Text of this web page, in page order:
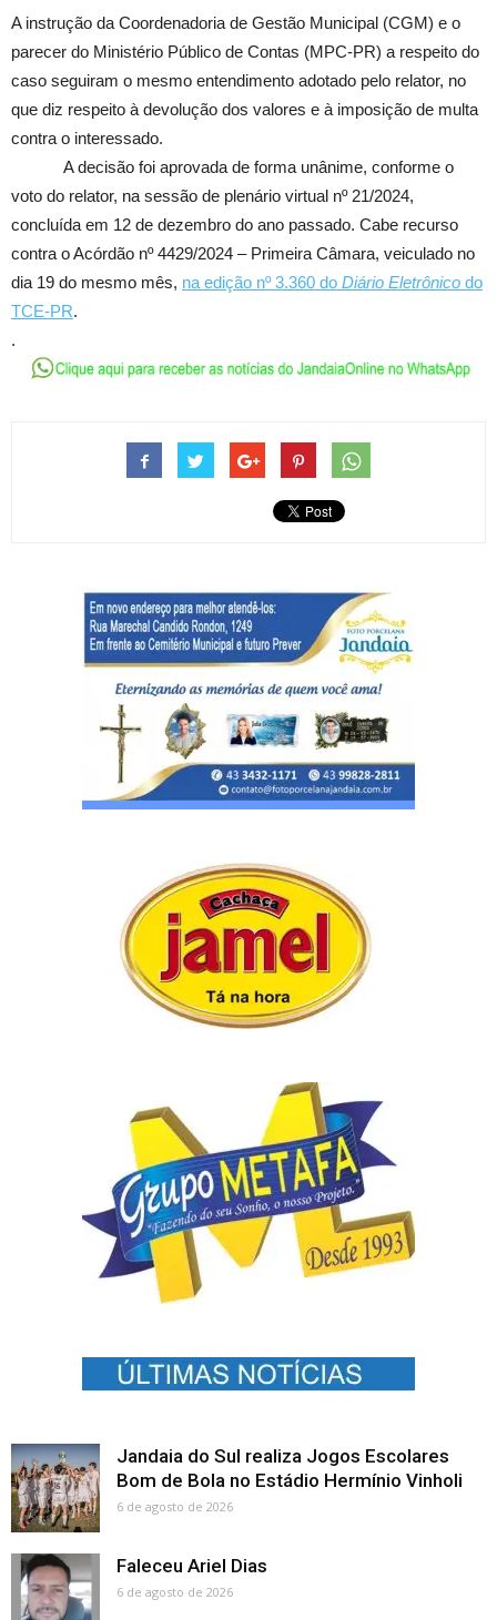
A instrução da Coordenadoria de Gestão Municipal (CGM) e o
parecer do Ministério Público de Contas (MPC-PR) a respeito do
caso seguiram o mesmo entendimento adotado pelo relator, no
que diz respeito à devolução dos valores e à imposição de multa
contra o interessado.
A decisão foi aprovada de forma unânime, conforme o
voto do relator, na sessão de plenário virtual nº 21/2024,
concluída em 12 de dezembro do ano passado. Cabe recurso
contra o Acórdão nº 4429/2024 – Primeira Câmara, veiculado no
dia 19 do mesmo mês, na edição nº 3.360 do Diário Eletrônico do
TCE-PR.
.
Jandaia do Sul realiza Jogos Escolares
Bom de Bola no Estádio Hermínio Vinholi
6 de agosto de 2026
Faleceu Ariel Dias
6 de agosto de 2026